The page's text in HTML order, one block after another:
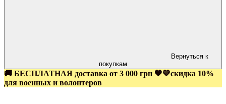
Вернуться к
покупкам
🚚 БЕСПЛАТНАЯ доставка от 3 000 грн 💙💛скидка 10%
для военных и волонтеров